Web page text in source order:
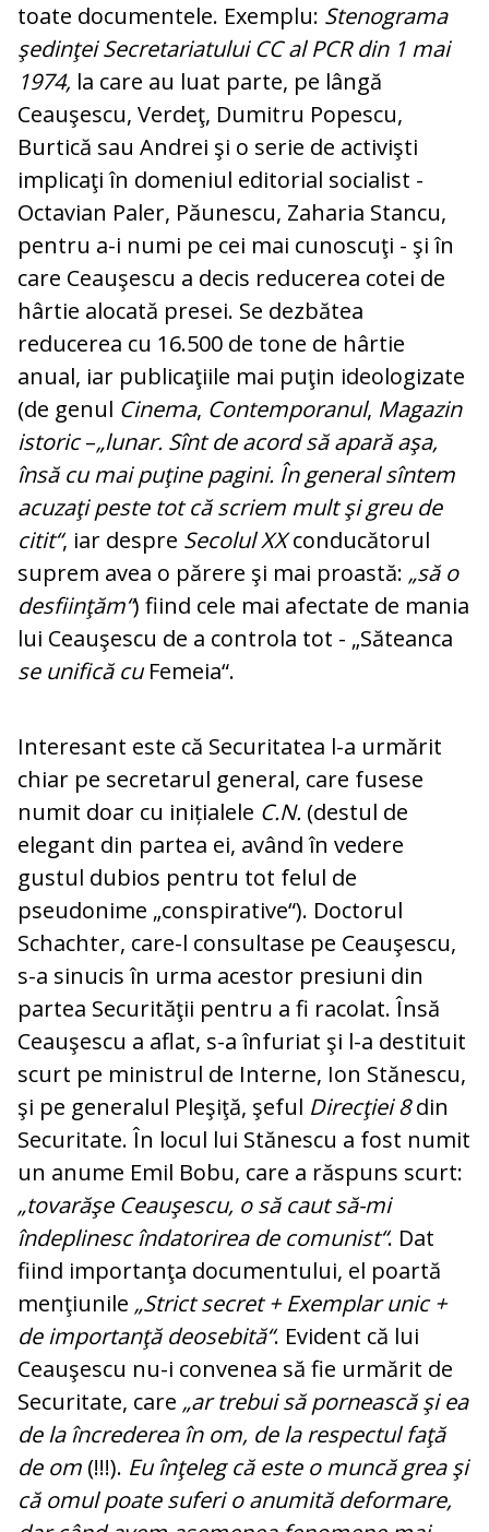
toate documentele. Exemplu: Ste­no­grama
şedinţei Secretariatului CC al PCR din 1 mai
1974, la care au luat parte, pe lângă
Ceauşescu, Verdeţ, Dumitru Po­pescu,
Burtică sau Andrei şi o serie de ac­tivişti
implicaţi în domeniul editorial so­cialist -
Octavian Paler, Păunescu, Zaharia Stancu,
pentru a-i numi pe cei mai cu­nos­cuţi - şi în
care Ceauşescu a decis redu­ce­rea cotei de
hârtie alocată presei. Se dez­bătea
reducerea cu 16.500 de tone de hâr­tie
anual, iar publicaţiile mai puţin ideo­lo­gizate
(de genul Cinema, Contemporanul, Magazin
istoric–„lunar. Sînt de acord să apară aşa,
însă cu mai puţine pagini. În general sîntem
acuzaţi peste tot că scriem mult şi greu de
citit“, iar despre Secolul XXconducătorul
suprem avea o părere şi mai proastă: „să o
desfiinţăm“) fi­ind cele mai afectate de mania
lui Ceau­şescu de a controla tot - „Săteanca
se unifică cu Femeia“.
Interesant este că Securitatea l-a ur­mă­rit
chiar pe secretarul general, ca­re fusese
numit doar cu inițialele C.N. (destul de
elegant din partea ei, având în vedere
gustul dubios pentru tot felul de
pseudonime „conspirative“). Doctorul
Schachter, care-l consultase pe Ceau­şescu,
s-a sinucis în urma acestor pre­siuni din
partea Securităţii pentru a fi ra­colat. Însă
Ceauşescu a aflat, s-a înfuriat şi l-a destituit
scurt pe ministrul de In­ter­ne, Ion Stănescu,
şi pe generalul Pleşiţă, şeful Direcţiei 8din
Securitate. În locul lui Stănescu a fost numit
un anume Emil Bobu, care a răspuns scurt:
„tovarăşe Ceau­şescu, o să caut să-mi
îndeplinesc în­datorirea de comunist“. Dat
fiind im­por­tanţa documentului, el poartă
men­ţiu­nile „Strict secret + Exemplar unic +
de im­portanţă deosebită“. Evident că lui
Ceau­şescu nu-i convenea să fie urmărit de
Securitate, care „ar trebui să pornească şi ea
de la încrederea în om, de la res­pec­tul faţă
de om (!!!). Eu înţeleg că este o muncă grea şi
că omul poate suferi o anu­mită deformare,